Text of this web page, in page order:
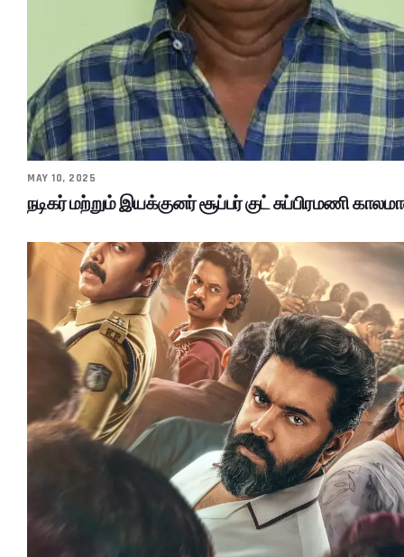
MAY 10, 2025
நடிகர் மற்றும் இயக்குனர் சூப்பர் குட் சுப்பிரமணி